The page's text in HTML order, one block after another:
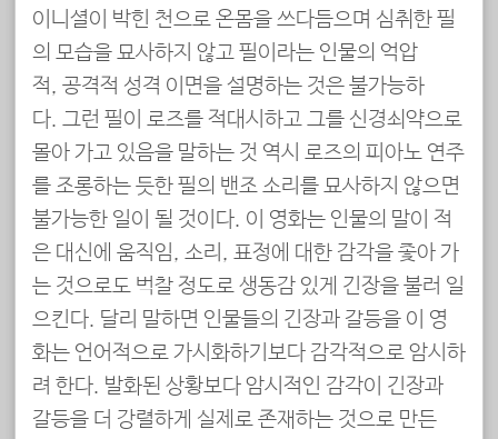
이니셜이 박힌 천으로 온몸을 쓰다듬으며 심취한 필
의 모습을 묘사하지 않고 필이라는 인물의 억압
적, 공격적 성격 이면을 설명하는 것은 불가능하
다. 그런 필이 로즈를 적대시하고 그를 신경쇠약으로
몰아 가고 있음을 말하는 것 역시 로즈의 피아노 연주
를 조롱하는 듯한 필의 밴조 소리를 묘사하지 않으면
불가능한 일이 될 것이다. 이 영화는 인물의 말이 적
은 대신에 움직임, 소리, 표정에 대한 감각을 좇아 가
는 것으로도 벅찰 정도로 생동감 있게 긴장을 불러 일
으킨다. 달리 말하면 인물들의 긴장과 갈등을 이 영
화는 언어적으로 가시화하기보다 감각적으로 암시하
려 한다. 발화된 상황보다 암시적인 감각이 긴장과
갈등을 더 강렬하게 실제로 존재하는 것으로 만든